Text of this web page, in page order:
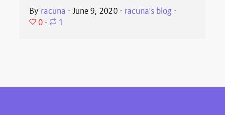
By racuna ⋅ June 9, 2020 ⋅ racuna's blog ⋅
0 ⋅ 1